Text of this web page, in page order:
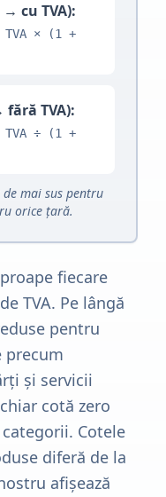
→ cu TVA):
TVA × (1 +
fără TVA):
TVA ÷ (1 +
mai sus pentru
orice țară.
fiecare
TVA. Pe lângă
pentru
precum
și servicii
cotă zero
Cotele
diferă de la
afișează